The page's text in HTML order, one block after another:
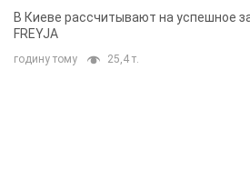
решения готовятся
В Киеве рассчитывают на успешное
FREYJA
годину тому 25,4 т.